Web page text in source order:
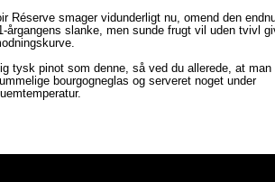
Réserve smager vidunderligt nu, omend den
årgangens slanke, men sunde frugt vil uden tvivl
tysk pinot som denne, så ved du allerede, at man
bourgogneglas og serveret noget under